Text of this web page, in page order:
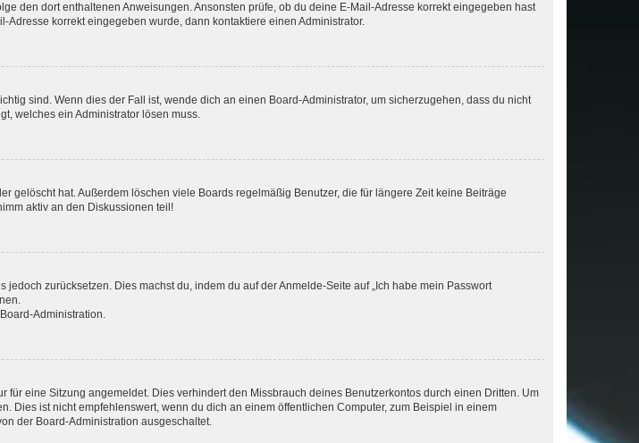
den dort enthaltenen Anweisungen. Ansonsten prüfe, ob du deine E-Mail-Adresse korrekt eingegeben hast
korrekt eingegeben wurde, dann kontaktiere einen Administrator.
sind. Wenn dies der Fall ist, wende dich an einen Board-Administrator, um sicherzugehen, dass du nicht
welches ein Administrator lösen muss.
gelöscht hat. Außerdem löschen viele Boards regelmäßig Benutzer, die für längere Zeit keine Beiträge
aktiv an den Diskussionen teil!
zurücksetzen. Dies machst du, indem du auf der Anmelde-Seite auf „Ich habe mein Passwort
Administration.
eine Sitzung angemeldet. Dies verhindert den Missbrauch deines Benutzerkontos durch einen Dritten. Um
Dies ist nicht empfehlenswert, wenn du dich an einem öffentlichen Computer, zum Beispiel in einem
der Board-Administration ausgeschaltet.